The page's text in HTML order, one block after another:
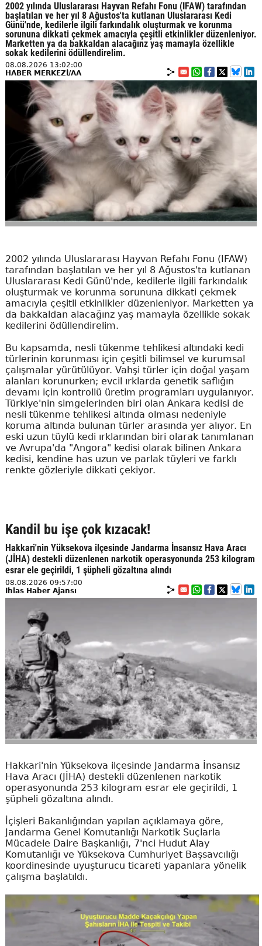
2002 yılında Uluslararası Hayvan Refahı Fonu (IFAW) tarafından
başlatılan ve her yıl 8 Ağustos'ta kutlanan Uluslararası Kedi
Günü'nde, kedilerle ilgili farkındalık oluşturmak ve korunma
sorununa dikkati çekmek amacıyla çeşitli etkinlikler düzenleniyor.
Marketten ya da bakkaldan alacağınz yaş mamayla özellikle
sokak kedilerini ödüllendirelim.
08.08.2026 13:02:00
HABER MERKEZİ/AA
2002 yılında Uluslararası Hayvan Refahı Fonu (IFAW)
tarafından başlatılan ve her yıl 8 Ağustos'ta kutlanan
Uluslararası Kedi Günü'nde, kedilerle ilgili farkındalık
oluşturmak ve korunma sorununa dikkati çekmek
amacıyla çeşitli etkinlikler düzenleniyor. Marketten ya
da bakkaldan alacağınz yaş mamayla özellikle sokak
kedilerini ödüllendirelim.
Bu kapsamda, nesli tükenme tehlikesi altındaki kedi
türlerinin korunması için çeşitli bilimsel ve kurumsal
çalışmalar yürütülüyor. Vahşi türler için doğal yaşam
alanları korunurken; evcil ırklarda genetik saflığın
devamı için kontrollü üretim programları uygulanıyor.
Türkiye'nin simgelerinden biri olan Ankara kedisi de
nesli tükenme tehlikesi altında olması nedeniyle
koruma altında bulunan türler arasında yer alıyor. En
eski uzun tüylü kedi ırklarından biri olarak tanımlanan
ve Avrupa'da "Angora" kedisi olarak bilinen Ankara
kedisi, kendine has uzun ve parlak tüyleri ve farklı
renkte gözleriyle dikkati çekiyor.
Kandil bu işe çok kızacak!
Hakkari'nin Yüksekova ilçesinde Jandarma İnsansız Hava Aracı
(JİHA) destekli düzenlenen narkotik operasyonunda 253 kilogram
esrar ele geçirildi, 1 şüpheli gözaltına alındı
08.08.2026 09:57:00
İhlas Haber Ajansı
Hakkari'nin Yüksekova ilçesinde Jandarma İnsansız
Hava Aracı (JİHA) destekli düzenlenen narkotik
operasyonunda 253 kilogram esrar ele geçirildi, 1
şüpheli gözaltına alındı.
İçişleri Bakanlığından yapılan açıklamaya göre,
Jandarma Genel Komutanlığı Narkotik Suçlarla
Mücadele Daire Başkanlığı, 7'nci Hudut Alay
Komutanlığı ve Yüksekova Cumhuriyet Başsavcılığı
koordinesinde uyuşturucu ticareti yapanlara yönelik
çalışma başlatıldı.